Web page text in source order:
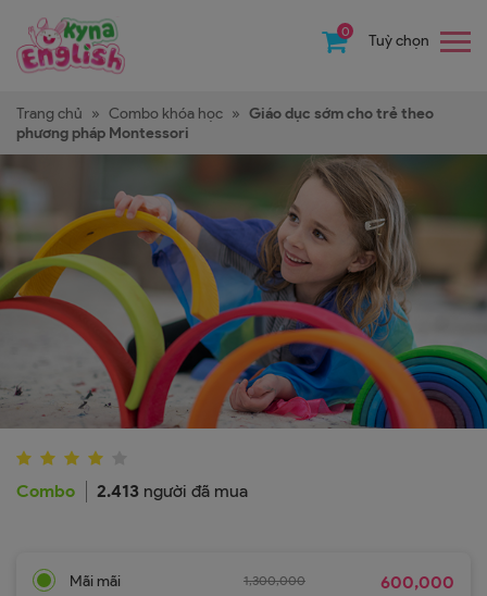
0
Tuỳ chọn
Trang chủ » Combo khóa học » Giáo dục sớm cho trẻ theo
phương pháp Montessori
Combo 2.413 người đã mua
Mãi mãi 1,300,000 600,000